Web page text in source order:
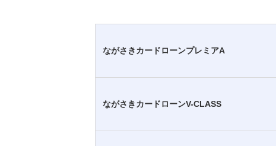
ながさきカードローンプレミアA
ながさきカードローンV-CLASS